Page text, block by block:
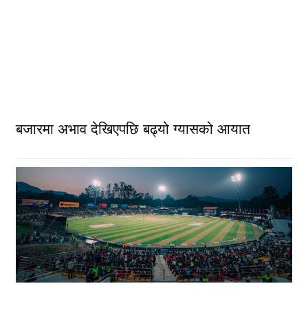
बजारमा अभाव देखिएपछि बढ्यो ग्यासको आयात